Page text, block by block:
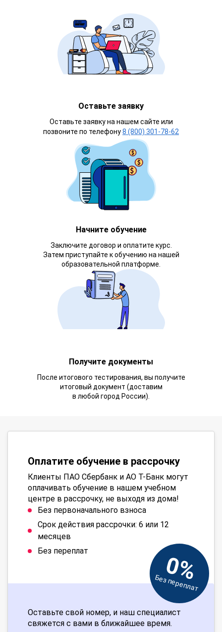
Оставьте заявку
Оставьте заявку на нашем сайте или
позвоните по телефону8 (800) 301-78-62
Начните обучение
Заключите договор и оплатите курс.
Затем приступайте к обучению на нашей
образовательной платформе.
Получите документы
После итогового тестирования, вы получите
итоговый документ (доставим
в любой город России).
Оплатите обучение в рассрочку
Клиенты ПАО Сбербанк и АО Т-Банк могут
оплачивать обучение в нашем учебном
центре в рассрочку, не выходя из дома!
Без первоначального взноса
Срок действия рассрочки: 6 или 12
месяцев
Без переплат
0%
Без переплат
Оставьте свой номер, и наш специалист
свяжется с вами в ближайшее время.